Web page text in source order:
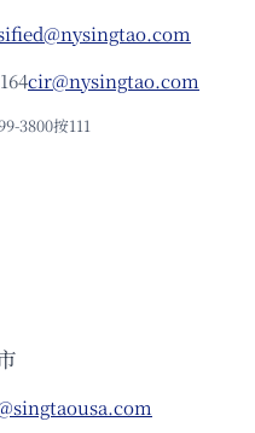
cir@nysingtao.com
3800按111